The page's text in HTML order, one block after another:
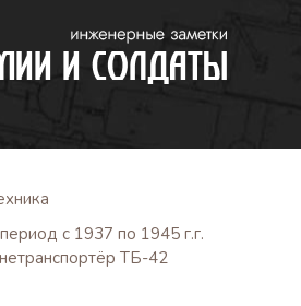
с 1937 по 1945 г.г.
ТБ-42